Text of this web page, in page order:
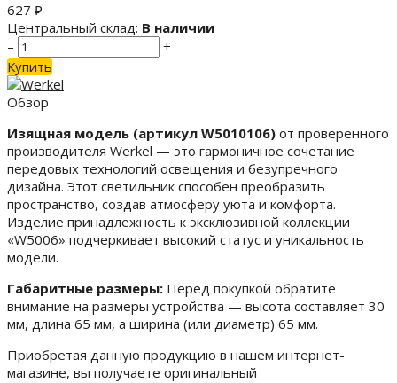
627 ₽
Центральный склад: В наличии
–
+
Купить
Обзор
Изящная модель (артикул W5010106) от проверенного
производителя Werkel — это гармоничное сочетание
передовых технологий освещения и безупречного
дизайна. Этот светильник способен преобразить
пространство, создав атмосферу уюта и комфорта.
Изделие принадлежность к эксклюзивной коллекции
«W5006» подчеркивает высокий статус и уникальность
модели.
Габаритные размеры: Перед покупкой обратите
внимание на размеры устройства — высота составляет 30
мм, длина 65 мм, а ширина (или диаметр) 65 мм.
Приобретая данную продукцию в нашем интернет-
магазине, вы получаете оригинальный